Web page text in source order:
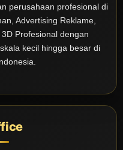
perusahaan profesional di
Advertising Reklame,
Profesional dengan
kecil hingga besar di